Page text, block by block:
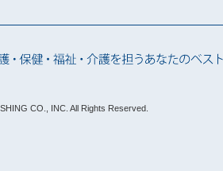
CO., INC. All Rights Reserved.